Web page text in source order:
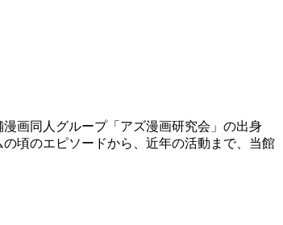
画同人グループ「アズ漫画研究会」の出身
頃のエピソードから、近年の活動まで、当館